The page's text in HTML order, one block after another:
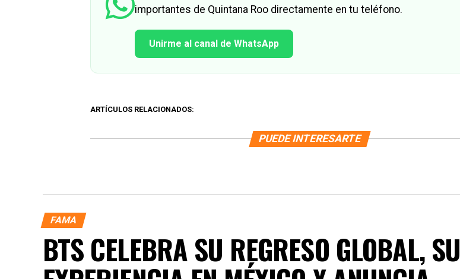
importantes de Quintana Roo directamente en tu teléfono.
Unirme al canal de WhatsApp
ARTÍCULOS RELACIONADOS:
PUEDE INTERESARTE
FAMA
BTS CELEBRA SU REGRESO GLOBAL, SU